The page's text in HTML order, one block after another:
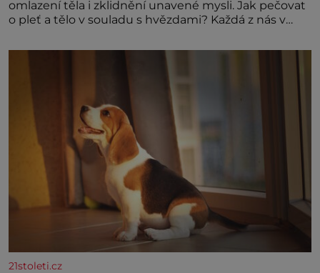
omlazení těla i zklidnění unavené mysli. Jak pečovat
o pleť a tělo v souladu s hvězdami? Každá z nás v
naší povaze, ale i v potřebách naší pokožky. Ohnivá
znamení Ženy narozené ve znamení Berana, Lva a
Střelce v sobě nesou žár, odvahu a neutuchající elán.
21stoleti.cz